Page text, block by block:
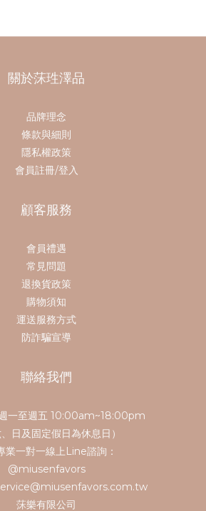
關於莯珄澤品
品牌理念
條款與細則
隱私權政策
會員註冊/登入
顧客服務
會員禮遇
常見問題
退換貨政策
購物須知
運送服務方式
防詐騙宣導
聯絡我們
一至週五 10:00am~18:00pm
、日及固定假日為休息日）
業一對一線上Line諮詢：
@miusenfavors
莯樂有限公司